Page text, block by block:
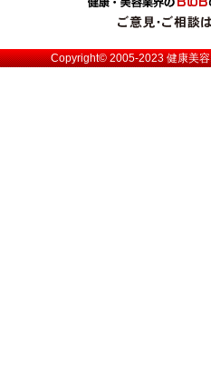
Copyright© 2005-2023健康美